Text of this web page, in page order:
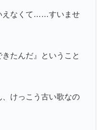
えなくて……すいませ
たんだ』ということ
けっこう古い歌なの